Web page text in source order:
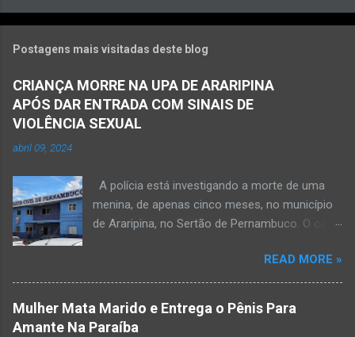
Postagens mais visitadas deste blog
CRIANÇA MORRE NA UPA DE ARARIPINA
APÓS DAR ENTRADA COM SINAIS DE
VIOLÊNCIA SEXUAL
abril 09, 2024
A polícia está investigando a morte de uma
menina, de apenas cinco meses, no município
de Araripina, no Sertão de Pernambuco. O caso
morte a esclarecer”. A PM diz que, na segunda-
feira (8), foi acionada para verificar uma
possível ocorrência de estupro de vulnerável,
na UPA da cidade, mas ao chegar ao local a
READ MORE »
Mulher Mata Marido e Entrega o Pênis Para
Amante Na Paraíba